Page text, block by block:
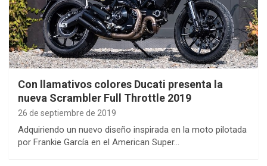
Con llamativos colores Ducati presenta la
nueva Scrambler Full Throttle 2019
26 de septiembre de 2019
Adquiriendo un nuevo diseño inspirada en la moto pilotada
por Frankie García en el American Super…